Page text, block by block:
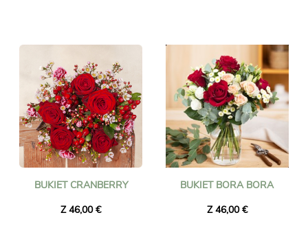
BUKIET CRANBERRY
Z 46,00 €
BUKIET BORA BORA
Z 46,00 €